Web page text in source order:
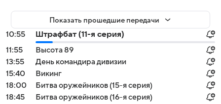
Показать прошедшие передачи
10:55
Штрафбат (11-я серия)
11:55
Высота 89
13:55
День командира дивизии
15:40
Викинг
18:00
Битва оружейников (15-я серия)
18:45
Битва оружейников (16-я серия)